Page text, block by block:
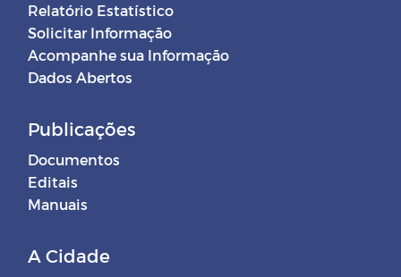
Relatório Estatístico
Solicitar Informação
Acompanhe sua Informação
Dados Abertos
Publicações
Documentos
Editais
Manuais
A Cidade